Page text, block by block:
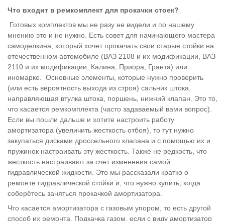
Что входит в ремкомплект для прокачки стоек?
Готовых комплектов мы не разу не видели и по нашему
мнению это и не нужно. Есть совет для начинающего мастера
самоделкина, который хочет прокачать свои старые стойки на
отечественном автомобиле (ВАЗ 2108 и их модификации, ВАЗ
2110 и их модификации, Калина, Приора, Гранта) или
иномарке. Основные элементы, которые нужно проверить
(или есть вероятность выхода из строя) сальник штока,
направляющая втулка штока, поршень, нижний клапан. Это то,
что касается ремкомплекта (часто задаваемый вами вопрос).
Если вы пошли дальше и хотите настроить работу
амортизатора (увеличить жесткость отбоя), то тут нужно
закупаться дисками дроссельного клапана и с помощью их и
пружинок настраивать эту жесткость. Также не редкость, что
жесткость настраивают за счет изменения самой
гидравлической жидкости. Это мы рассказали кратко о
ремонте гидравлической стойки и, что нужно купить, когда
соберётесь заняться прокачкой амортизатора.
Что касается амортизатора с газовым упором, то есть другой
способ их ремонта. Подкачка газом, если с виду амортизатор